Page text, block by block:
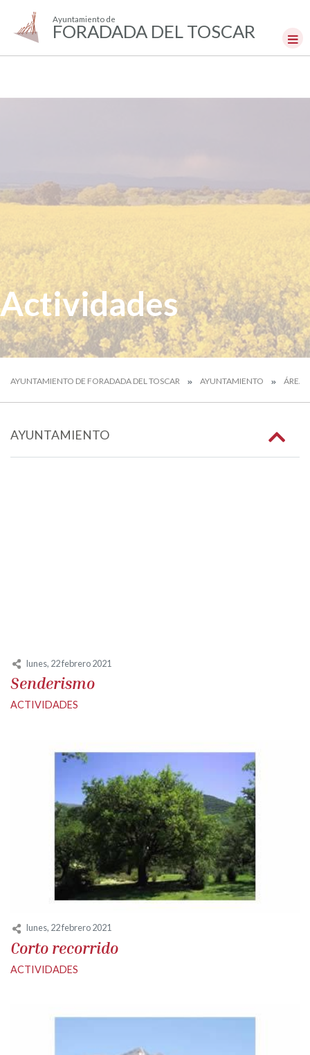
Ayuntamiento de
FORADADA DEL TOSCAR
Actividades
AYUNTAMIENTO DE FORADADA DEL TOSCAR AYUNTAMIENTO ÁREAS
AYUNTAMIENTO
lunes, 22 febrero 2021
Senderismo
ACTIVIDADES
lunes, 22 febrero 2021
Corto recorrido
ACTIVIDADES